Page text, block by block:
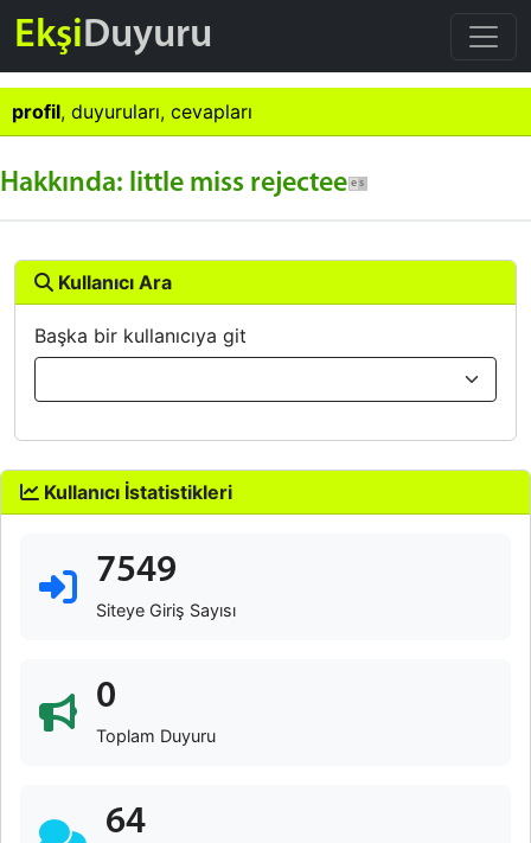
EkşiDuyuru
profil, duyuruları, cevapları
Hakkında: little miss rejectee
Kullanıcı Ara
Başka bir kullanıcıya git
Kullanıcı İstatistikleri
7549
Siteye Giriş Sayısı
0
Toplam Duyuru
64